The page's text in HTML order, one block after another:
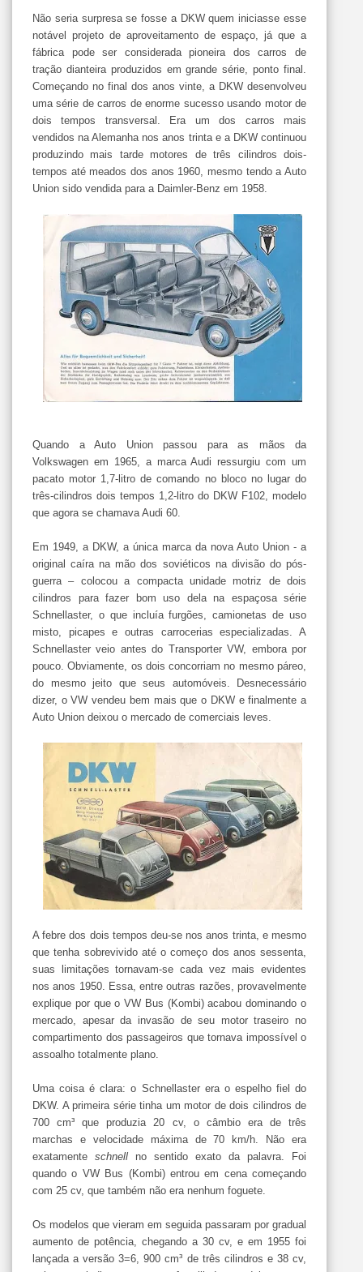
Não seria surpresa se fosse a DKW quem iniciasse esse
notável projeto de aproveitamento de espaço, já que a
fábrica pode ser considerada pioneira dos carros de
tração dianteira produzidos em grande série, ponto final.
Começando no final dos anos vinte, a DKW desenvolveu
uma série de carros de enorme sucesso usando motor de
dois tempos transversal. Era um dos carros mais
vendidos na Alemanha nos anos trinta e a DKW continuou
produzindo mais tarde motores de três cilindros dois-
tempos até meados dos anos 1960, mesmo tendo a Auto
Union sido vendida para a Daimler-Benz em 1958.
Quando a Auto Union passou para as mãos da
Volkswagen em 1965, a marca Audi ressurgiu com um
pacato motor 1,7-litro de comando no bloco no lugar do
três-cilindros dois tempos 1,2-litro do DKW F102, modelo
que agora se chamava Audi 60.
Em 1949, aDKW, a única marca da nova Auto Union - a
original caíra na mão dos soviéticos na divisão do pós-
guerra – colocou a compacta unidade motriz de dois
cilindros para fazer bom uso dela na espaçosa série
Schnellaster, o que incluía furgões, camionetas de uso
misto, picapes e outras carrocerias especializadas. A
Schnellaster veio antes do Transporter VW, embora por
pouco. Obviamente, os dois concorriam no mesmo páreo,
do mesmo jeito que seus automóveis. Desnecessário
dizer, o VW vendeu bem mais que o DKW e finalmente a
Auto Union deixou o mercado de comerciais leves.
A febre dos dois tempos deu-se nos anos trinta, e mesmo
que tenha sobrevivido até o começo dos anos sessenta,
suas limitações tornavam-se cada vez mais evidentes
nos anos 1950. Essa, entre outras razões, provavelmente
explique por que o VW Bus (Kombi) acabou dominando o
mercado, apesar da invasão de seu motor traseiro no
compartimento dos passageiros que tornava impossível o
assoalho totalmente plano.
Uma coisa é clara: o Schnellaster era o espelho fiel do
DKW. A primeira série tinha um motor de dois cilindros de
700 cm³ que produzia 20 cv, o câmbio era de três
marchas e velocidade máxima de70 km/h. Não era
exatamente schnell no sentido exato da palavra. Foi
quando o VW Bus (Kombi) entrou em cena começando
com 25 cv, que também não era nenhum foguete.
Os modelos que vieram em seguida passaram por gradual
aumento de potência, chegando a 30 cv, e em 1955 foi
lançada a versão 3=6, 900 cm³ de três cilindros e 38 cv,